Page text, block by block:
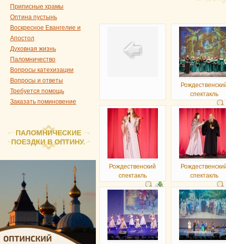
Приписные храмы
Оптина пустынь
Воскресное Евангелие и
Апостол
Духовная жизнь
Паломничество
Вопросы катехизации
Вопросы и ответы
Требуется помощь
Заказать поминовение
ПАЛОМНИЧЕСКИЕ
ПОЕЗДКИ В ОПТИНУ.
спектакль
Рождественский
спектакль
спектакль